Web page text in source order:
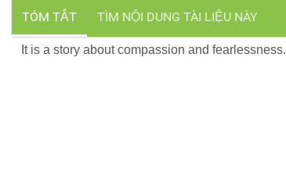
TÓM TẮT TÌM NỘI DUNG TÀI LIỆU NÀY
It is a story about compassion and fearlessness.